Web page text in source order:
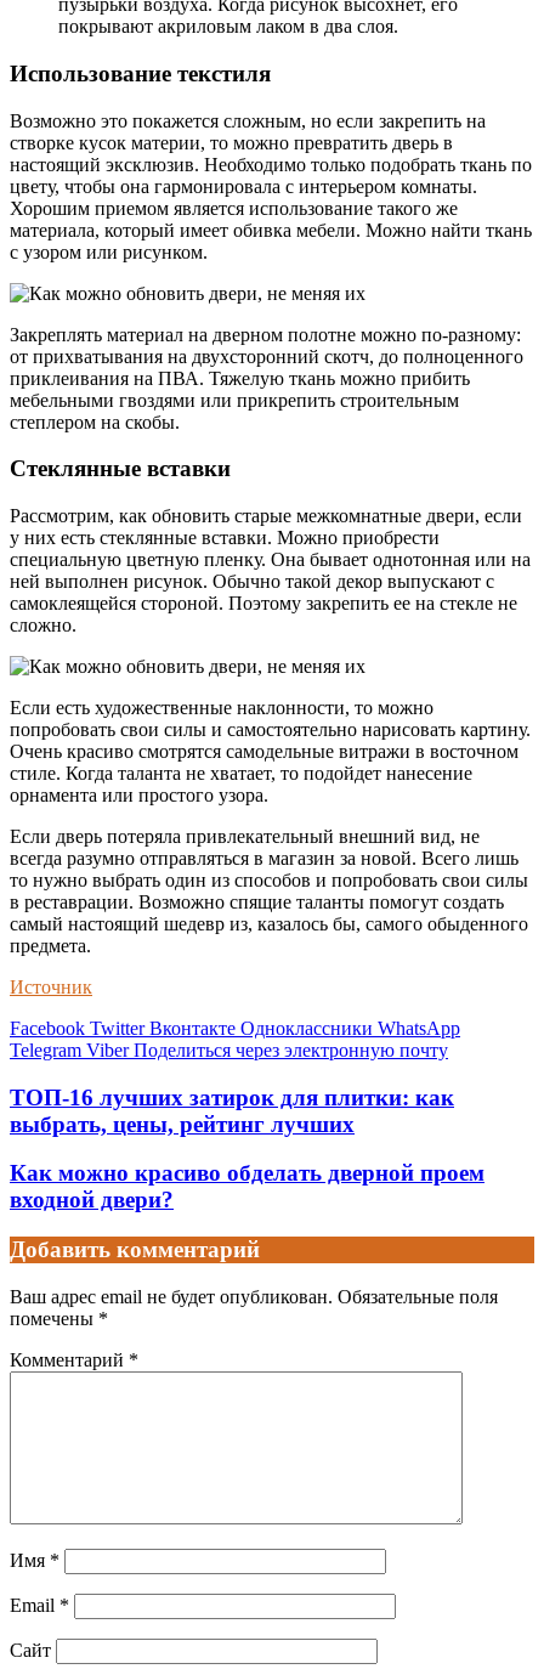
пузырьки воздуха. Когда рисунок высохнет, его
покрывают акриловым лаком в два слоя.
Использование текстиля
Возможно это покажется сложным, но если закрепить на
створке кусок материи, то можно превратить дверь в
настоящий эксклюзив. Необходимо только подобрать ткань по
цвету, чтобы она гармонировала с интерьером комнаты.
Хорошим приемом является использование такого же
материала, который имеет обивка мебели. Можно найти ткань
с узором или рисунком.
Закреплять материал на дверном полотне можно по-разному:
от прихватывания на двухсторонний скотч, до полноценного
приклеивания на ПВА. Тяжелую ткань можно прибить
мебельными гвоздями или прикрепить строительным
степлером на скобы.
Стеклянные вставки
Рассмотрим, как обновить старые межкомнатные двери, если
у них есть стеклянные вставки. Можно приобрести
специальную цветную пленку. Она бывает однотонная или на
ней выполнен рисунок. Обычно такой декор выпускают с
самоклеящейся стороной. Поэтому закрепить ее на стекле не
сложно.
Если есть художественные наклонности, то можно
попробовать свои силы и самостоятельно нарисовать картину.
Очень красиво смотрятся самодельные витражи в восточном
стиле. Когда таланта не хватает, то подойдет нанесение
орнамента или простого узора.
Если дверь потеряла привлекательный внешний вид, не
всегда разумно отправляться в магазин за новой. Всего лишь
то нужно выбрать один из способов и попробовать свои силы
в реставрации. Возможно спящие таланты помогут создать
самый настоящий шедевр из, казалось бы, самого обыденного
предмета.
Источник
Facebook Twitter Вконтакте Одноклассники WhatsApp
Telegram Viber Поделиться через электронную почту
ТОП-16 лучших затирок для плитки: как
выбрать, цены, рейтинг лучших
Как можно красиво обделать дверной проем
входной двери?
Добавить комментарий
Ваш адрес email не будет опубликован. Обязательные поля
помечены *
Комментарий *
Имя *
Email *
Сайт